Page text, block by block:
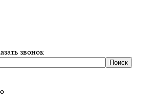
звонок